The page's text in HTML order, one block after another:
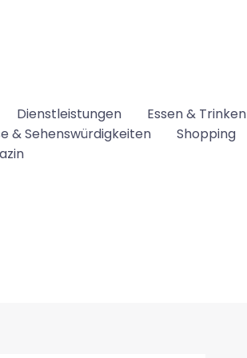
Dienstleistungen
Essen & Trinken
& Sehenswürdigkeiten
Shopping